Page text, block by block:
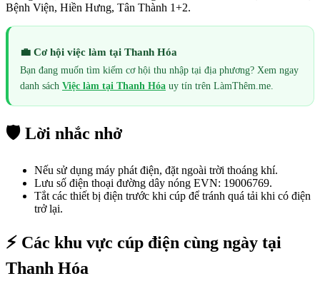
Bệnh Viện, Hiền Hưng, Tân Thành 1+2.
💼 Cơ hội việc làm tại Thanh Hóa
Bạn đang muốn tìm kiếm cơ hội thu nhập tại địa phương? Xem ngay
danh sách Việc làm tại Thanh Hóa uy tín trên LàmThêm.me.
🛡️ Lời nhắc nhở
Nếu sử dụng máy phát điện, đặt ngoài trời thoáng khí.
Lưu số điện thoại đường dây nóng EVN: 19006769.
Tắt các thiết bị điện trước khi cúp để tránh quá tải khi có điện
trở lại.
⚡ Các khu vực cúp điện cùng ngày tại
Thanh Hóa